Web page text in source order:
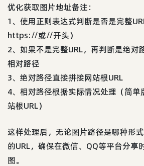
优化获取图片地址备注：
1、使用正则表达式判断是否是完整
https://或//开头）
2、如果不是完整URL，再判断是绝
相对路径
3、绝对路径直接拼接网站根URL
4、相对路径根据实际情况处理（简单
站根URL）
这样处理后，无论图片路径是哪种形
的URL，确保在微信、QQ等平台分享
图。